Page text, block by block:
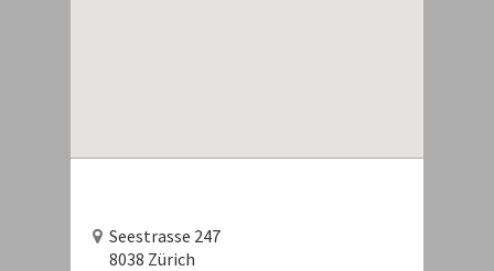
Seestrasse 247
8038 Zürich